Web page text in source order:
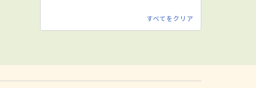
すべてをクリア